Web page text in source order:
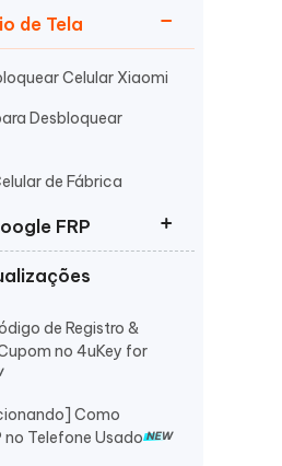
de Tela
Celular Xiaomi
Desbloquear
de Fábrica
FRP
Tudo em Um
Conta Google
de Registro &
no 4uKey for
Como
no Telefone Usado